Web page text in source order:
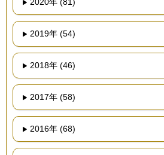
2019年 (54)
2018年 (46)
2017年 (58)
2016年 (68)